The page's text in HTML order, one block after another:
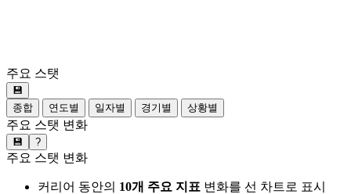
주요 스탯
💾
종합
연도별 일자별 경기별 상황별
주요 스탯 변화
💾 ?
주요 스탯 변화
커리어 동안의 10개 주요 지표 변화를 선 차트로 표시